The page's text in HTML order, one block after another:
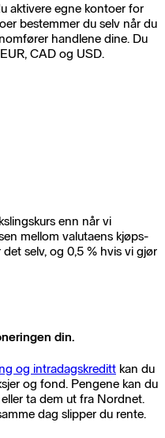
aktivere egne kontoer for
bestemmer du selv når du
handlene dine. Du
CAD og USD.
enn når vi
mellom valutaens kjøps-
selv, og 0,5 % hvis vi gjør
din.
og intradagskreditt kan du
og fond. Pengene kan du
ta dem ut fra Nordnet.
dag slipper du rente.